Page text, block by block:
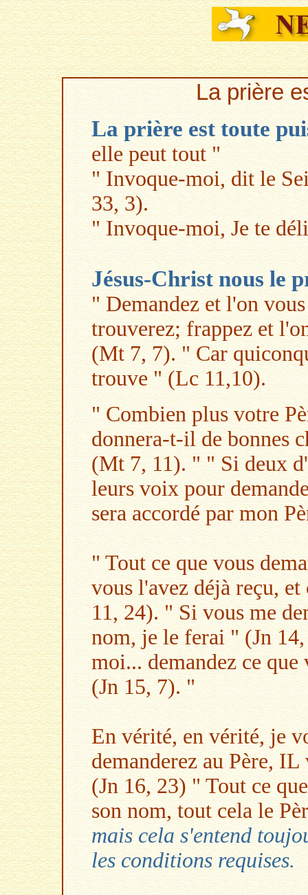
La prière
La prière est toute
elle peut tout "
" Invoque-moi, dit le
33, 3).
" Invoque-moi, Je te
Jésus-Christ nous le
" Demandez et l'on
trouverez; frappez et
(Mt 7, 7). " Car
trouve " (Lc 11,10).
" Combien plus votre
donnera-t-il de bonnes
(Mt 7, 11). " " Si deux
leurs voix pour
sera accordé par mon
" Tout ce que vous
vous l'avez déjà reçu,
11, 24). " Si vous me
nom, je le ferai " (Jn
moi... demandez ce
(Jn 15, 7). "
En vérité, en vérité, je
demanderez au Père,
(Jn 16, 23) " Tout ce
son nom, tout cela le
mais cela s'entend
les conditions requises.